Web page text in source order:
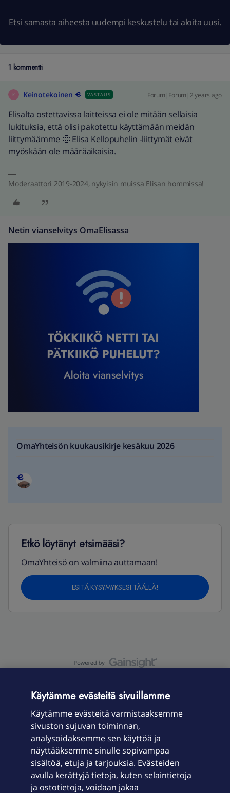
Etsi samasta aiheesta uudempi keskustelu tai aloita uusi.
1 kommentti
K Keinotekoinen VASTAUS Forum|Forum|2 years ago
Elisalta ostettavissa laitteissa ei ole mitään sellaisia
lukituksia, että olisi pakotettu käyttämään meidän
liittymäämme 🙂 Elisa Kellopuhelin -liittymät eivät
myöskään ole määräaikaisia.
Moderaattori 2019-2024, nykyisin muissa Elisan hommissa!
Netin vianselvitys OmaElisassa
OmaYhteisön kuukausikirje kesäkuu 2026
Etkö löytänyt etsimääsi?
OmaYhteisö on valmiina auttamaan!
ESITÄ KYSYMYKSESI TÄÄLLÄ!
Laitteet & liittymät
Palvelut
Käytämme evästeitä sivuillamme
Käytämme evästeitä varmistaaksemme
sivuston sujuvan toiminnan,
analysoidaksemme sen käyttöä ja
näyttääksemme sinulle sopivampaa
sisältöä, etuja ja tarjouksia. Evästeiden
avulla kerättyjä tietoja, kuten selaintietoja
ja ostotietoja, voidaan jakaa